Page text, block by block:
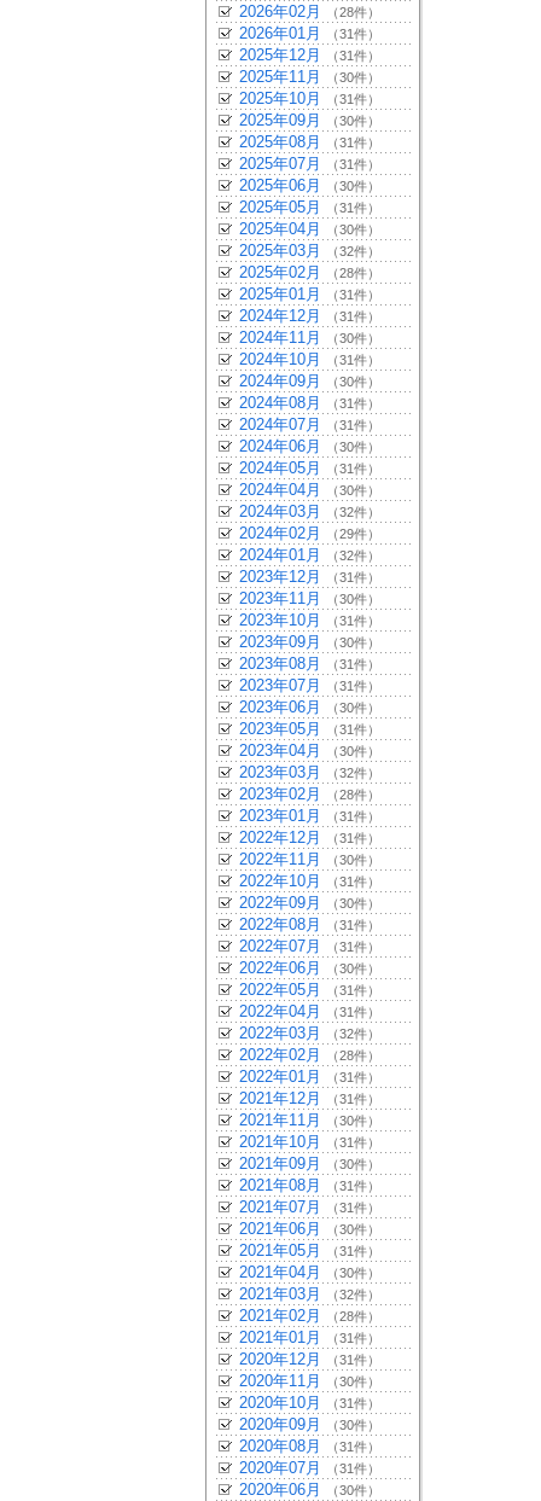
2026年02月 （28件）
2026年01月 （31件）
2025年12月 （31件）
2025年11月 （30件）
2025年10月 （31件）
2025年09月 （30件）
2025年08月 （31件）
2025年07月 （31件）
2025年06月 （30件）
2025年05月 （31件）
2025年04月 （30件）
2025年03月 （32件）
2025年02月 （28件）
2025年01月 （31件）
2024年12月 （31件）
2024年11月 （30件）
2024年10月 （31件）
2024年09月 （30件）
2024年08月 （31件）
2024年07月 （31件）
2024年06月 （30件）
2024年05月 （31件）
2024年04月 （30件）
2024年03月 （32件）
2024年02月 （29件）
2024年01月 （32件）
2023年12月 （31件）
2023年11月 （30件）
2023年10月 （31件）
2023年09月 （30件）
2023年08月 （31件）
2023年07月 （31件）
2023年06月 （30件）
2023年05月 （31件）
2023年04月 （30件）
2023年03月 （32件）
2023年02月 （28件）
2023年01月 （31件）
2022年12月 （31件）
2022年11月 （30件）
2022年10月 （31件）
2022年09月 （30件）
2022年08月 （31件）
2022年07月 （31件）
2022年06月 （30件）
2022年05月 （31件）
2022年04月 （31件）
2022年03月 （32件）
2022年02月 （28件）
2022年01月 （31件）
2021年12月 （31件）
2021年11月 （30件）
2021年10月 （31件）
2021年09月 （30件）
2021年08月 （31件）
2021年07月 （31件）
2021年06月 （30件）
2021年05月 （31件）
2021年04月 （30件）
2021年03月 （32件）
2021年02月 （28件）
2021年01月 （31件）
2020年12月 （31件）
2020年11月 （30件）
2020年10月 （31件）
2020年09月 （30件）
2020年08月 （31件）
2020年07月 （31件）
2020年06月 （30件）